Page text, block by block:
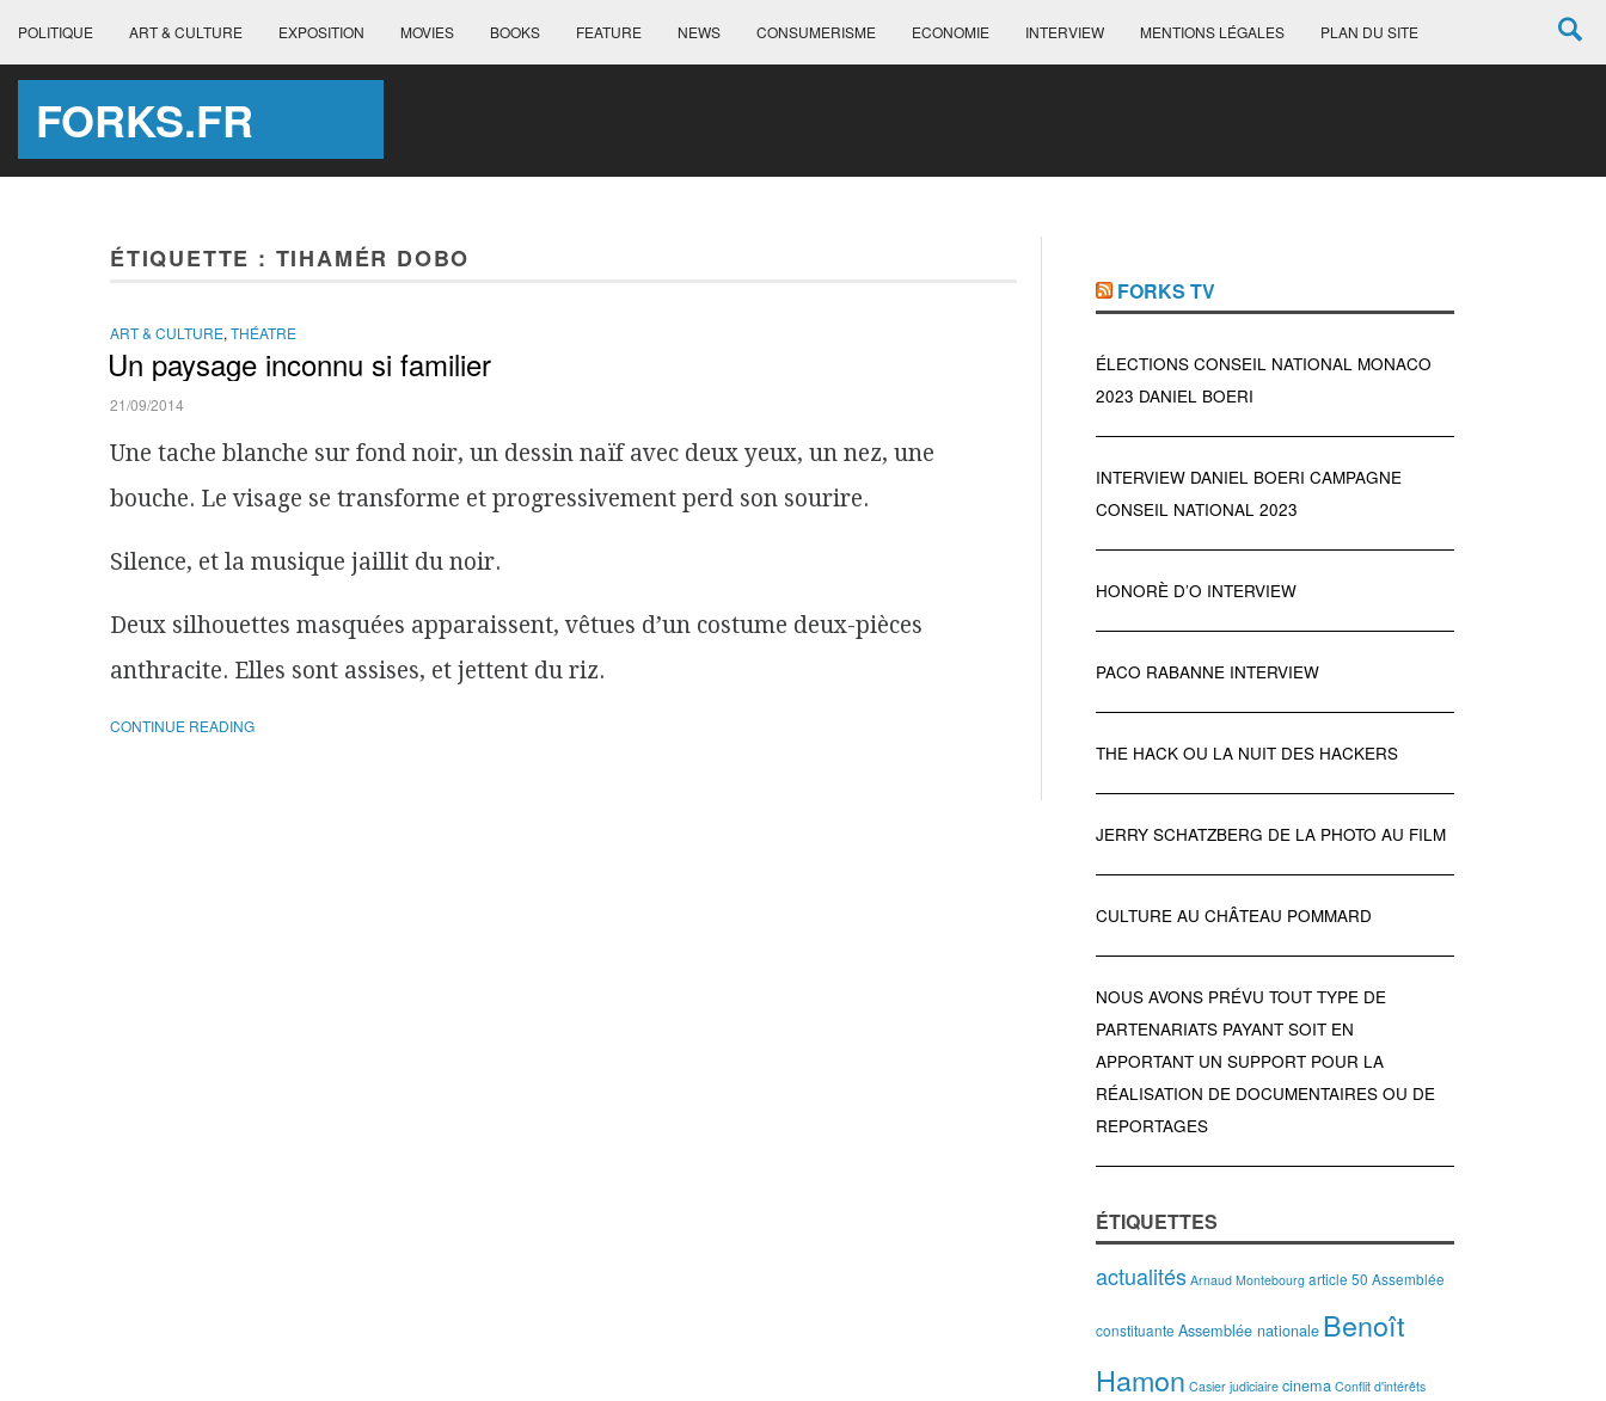
POLITIQUE ART & CULTURE EXPOSITION MOVIES BOOKS FEATURE NEWS CONSUMERISME ECONOMIE INTERVIEW MENTIONS LÉGALES PLAN DU SITE
FORKS.FR
ÉTIQUETTE : TIHAMÉR DOBO
ART & CULTURE, THÉATRE
Un paysage inconnu si familier
21/09/2014
Une tache blanche sur fond noir, un dessin naïf avec deux yeux, un nez, une
bouche. Le visage se transforme et progressivement perd son sourire.
Silence, et la musique jaillit du noir.
Deux silhouettes masquées apparaissent, vêtues d’un costume deux-pièces
anthracite. Elles sont assises, et jettent du riz.
CONTINUE READING
FORKS TV
ÉLECTIONS CONSEIL NATIONAL MONACO
2023 DANIEL BOERI
INTERVIEW DANIEL BOERI CAMPAGNE
CONSEIL NATIONAL 2023
HONORÈ D’O INTERVIEW
PACO RABANNE INTERVIEW
THE HACK OU LA NUIT DES HACKERS
JERRY SCHATZBERG DE LA PHOTO AU FILM
CULTURE AU CHÂTEAU POMMARD
NOUS AVONS PRÉVU TOUT TYPE DE
PARTENARIATS PAYANT SOIT EN
APPORTANT UN SUPPORT POUR LA
RÉALISATION DE DOCUMENTAIRES OU DE
REPORTAGES
ÉTIQUETTES
actualités Arnaud Montebourg article 50 Assemblée
constituante Assemblée nationale Benoît
Hamon Casier judiciaire cinema Conflit d'intérêts